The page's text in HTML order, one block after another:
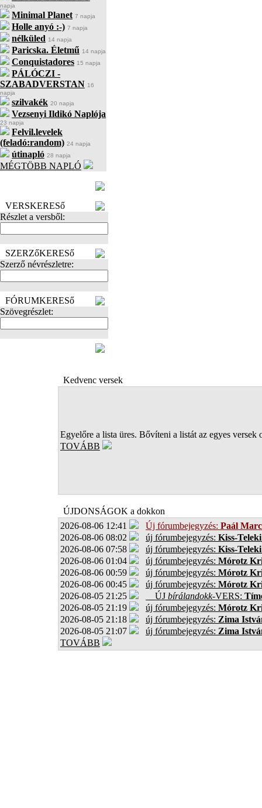
napja
Minimal Planet 7 napja
Holle anyó :-) 7 napja
nélküled 14 napja
Paricska. Életmű 14 napja
Conquistadores 15 napja
PÁLÓCZI -
SZABADVERSTAN 16
napja
szilvakék 20 napja
Vezsenyi Ildikó Naplója
23 napja
Felvil.levelek
(feladó:random) 24 napja
útinapló 28 napja
MÉGTÖBB NAPLÓ
VERSKERESő
Részlet a versből:
SZERZőKERESő
Szerző névrészletre:
FÓRUMKERESő
Szövegrészlet:
Kedvenc versek
Egyelőre a lista üres. Bővíteni a listát az egyes versek
TOVÁBB
ÚJDONSÁGOK a dokkon
2026-08-06 12:41
Új fórumbejegyzés: Paál
2026-08-06 08:02
új fórumbejegyzés: Kiss-
2026-08-06 07:58
új fórumbejegyzés: Kiss-
2026-08-06 01:04
új fórumbejegyzés: Mórotz
2026-08-06 00:59
új fórumbejegyzés: Mórotz
2026-08-06 00:45
új fórumbejegyzés: Mórotz
2026-08-05 21:25
ÚJ bírálandokk-VERS:
2026-08-05 21:19
új fórumbejegyzés: Mórotz
2026-08-05 21:18
új fórumbejegyzés: Zima
2026-08-05 21:07
új fórumbejegyzés: Zima
TOVÁBB